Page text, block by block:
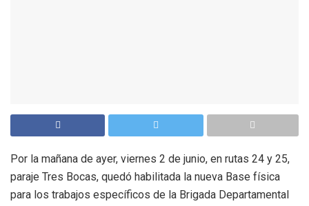
Por la mañana de ayer, viernes 2 de junio, en rutas 24 y 25,
paraje Tres Bocas, quedó habilitada la nueva Base física
para los trabajos específicos de la Brigada Departamental